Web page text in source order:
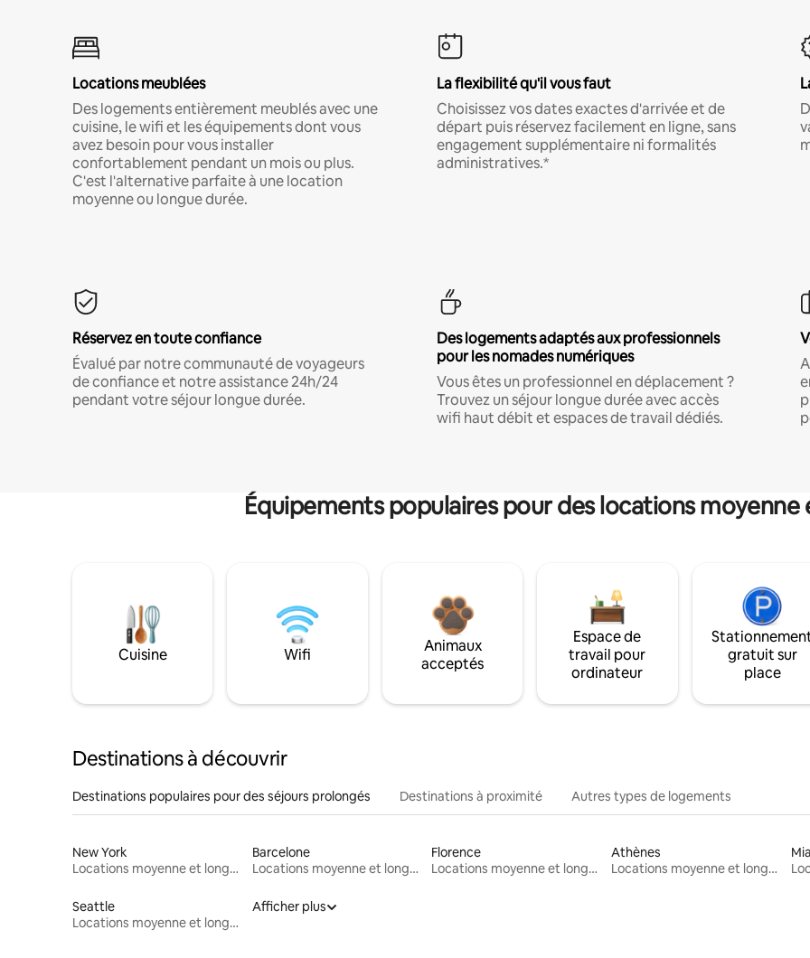
Locations meublées
Des logements entièrement meublés avec une
cuisine, le wifi et les équipements dont vous
avez besoin pour vous installer
confortablement pendant un mois ou plus.
C'est l'alternative parfaite à une location
moyenne ou longue durée.
La flexibilité qu'il vous faut
Choisissez vos dates exactes d'arrivée et de
départ puis réservez facilement en ligne, sans
engagement supplémentaire ni formalités
administratives.*
Réservez en toute confiance
Évalué par notre communauté de voyageurs
de confiance et notre assistance 24h/24
pendant votre séjour longue durée.
Des logements adaptés aux professionnels
pour les nomades numériques
Vous êtes un professionnel en déplacement ?
Trouvez un séjour longue durée avec accès
wifi haut débit et espaces de travail dédiés.
Équipements populaires pour des locations
Cuisine Wifi
Animaux
acceptés
Espace de
travail pour
ordinateur
gratuit sur
place
Destinations à découvrir
Destinations populaires pour des séjours prolongés Destinations à proximité Autres types de logements
New York
Locations moyenne et longue durée
Barcelone
Locations moyenne et longue durée
Florence
Locations moyenne et longue durée
Athènes
Locations moyenne et longue durée
Seattle
Locations moyenne et longue durée
Afficher plus